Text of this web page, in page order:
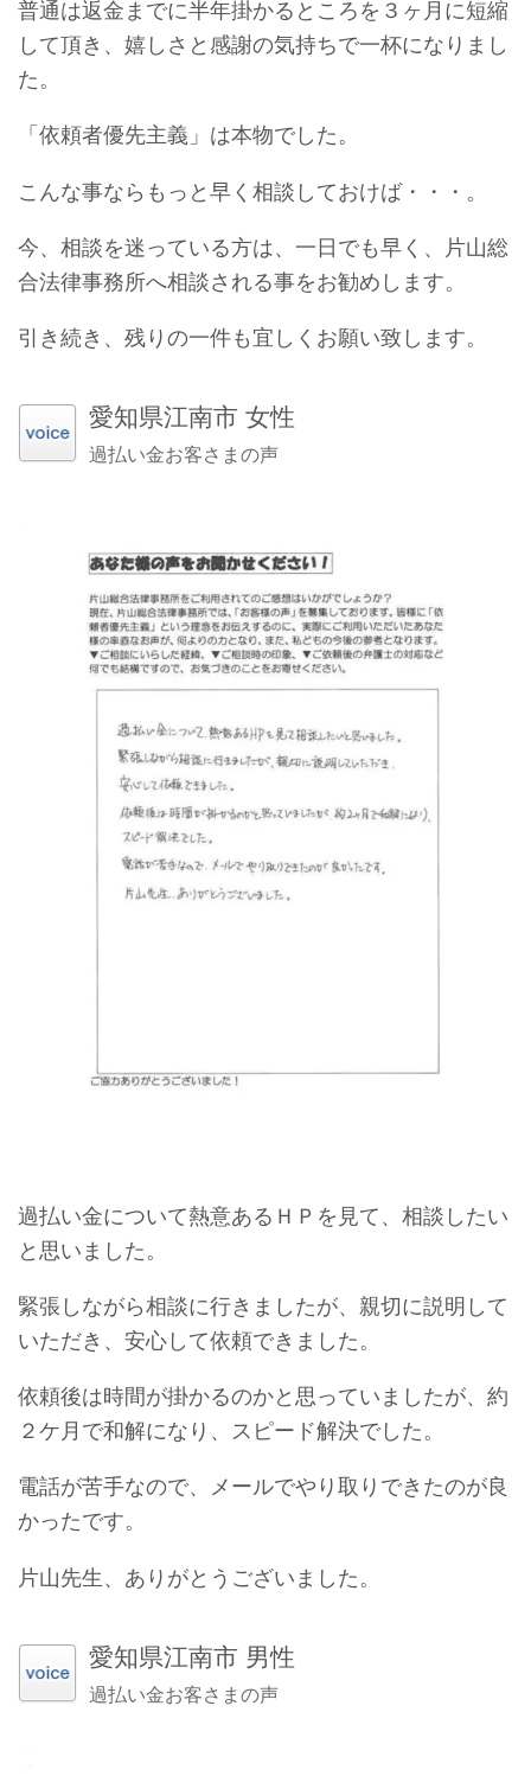
普通は返金までに半年掛かるところを３ヶ月に短縮
して頂き、嬉しさと感謝の気持ちで一杯になりまし
た。
「依頼者優先主義」は本物でした。
こんな事ならもっと早く相談しておけば・・・。
今、相談を迷っている方は、一日でも早く、片山総
合法律事務所へ相談される事をお勧めします。
引き続き、残りの一件も宜しくお願い致します。
愛知県江南市 女性
過払い金お客さまの声
過払い金について熱意あるＨＰを見て、相談したい
と思いました。
緊張しながら相談に行きましたが、親切に説明して
いただき、安心して依頼できました。
依頼後は時間が掛かるのかと思っていましたが、約
２ケ月で和解になり、スピード解決でした。
電話が苦手なので、メールでやり取りできたのが良
かったです。
片山先生、ありがとうございました。
愛知県江南市 男性
過払い金お客さまの声